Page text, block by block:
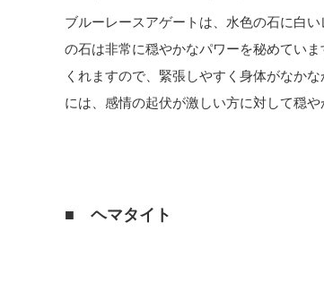
ブルーレースアゲートは、水色の石に白
の石は非常に穏やかなパワーを秘めてい
くれますので、緊張しやすく身体がなか
には、感情の起伏が激しい方に対して穏
■ ヘマタイト